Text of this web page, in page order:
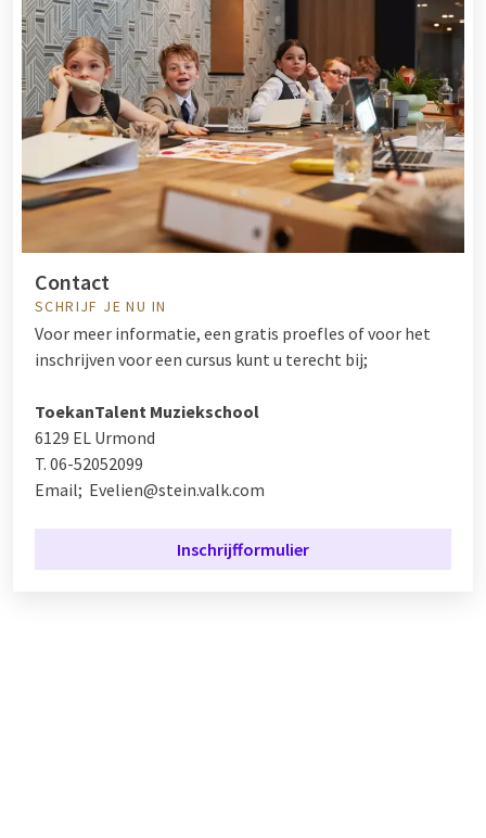
Contact
SCHRIJF JE NU IN
Voor meer informatie, een gratis proefles of voor het
inschrijven voor een cursus kunt u terecht bij;
ToekanTalent Muziekschool
6129 EL Urmond
T. 06-52052099
Email; Evelien@stein.valk.com
Inschrijfformulier